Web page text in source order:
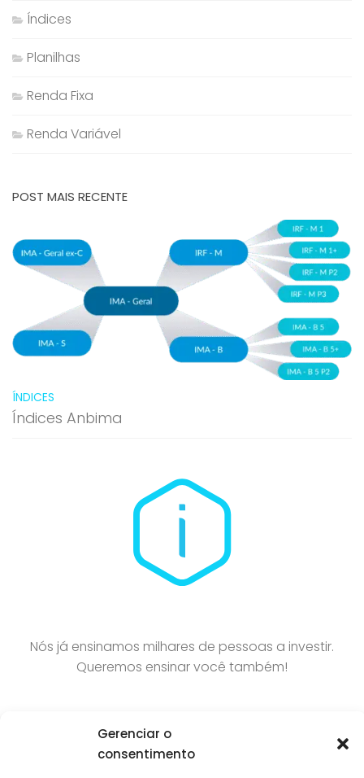
Gerenciar o
consentimento
Índices
Planilhas
Renda Fixa
Renda Variável
POST MAIS RECENTE
ÍNDICES
Índices Anbima
Nós já ensinamos milhares de pessoas a investir.
Queremos ensinar você também!